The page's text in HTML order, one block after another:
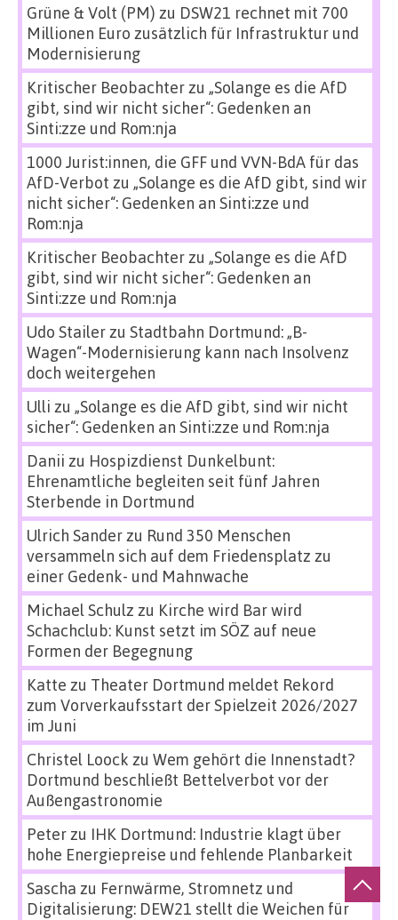
Grüne & Volt (PM) zu DSW21 rechnet mit 700
Millionen Euro zusätzlich für Infrastruktur und
Modernisierung
Kritischer Beobachterzu „Solange es die AfD
gibt, sind wir nicht sicher“: Gedenken an
Sinti:zze und Rom:nja
1000 Jurist:innen, die GFF und VVN-BdA für das
AfD-Verbot zu „Solange es die AfD gibt, sind wir
nicht sicher“: Gedenken an Sinti:zze und
Rom:nja
Kritischer Beobachterzu „Solange es die AfD
gibt, sind wir nicht sicher“: Gedenken an
Sinti:zze und Rom:nja
Udo Stailerzu Stadtbahn Dortmund: „B-
Wagen“-Modernisierung kann nach Insolvenz
doch weitergehen
Ulli zu „Solange es die AfD gibt, sind wir nicht
sicher“: Gedenken an Sinti:zze und Rom:nja
Danii zu Hospizdienst Dunkelbunt:
Ehrenamtliche begleiten seit fünf Jahren
Sterbende in Dortmund
Ulrich Sanderzu Rund 350 Menschen
versammeln sich auf dem Friedensplatz zu
einer Gedenk- und Mahnwache
Michael Schulz zu Kirche wird Bar wird
Schachclub: Kunst setzt im SÖZ auf neue
Formen der Begegnung
Katte zu Theater Dortmund meldet Rekord
zum Vorverkaufsstart der Spielzeit 2026/2027
im Juni
Christel Loock zu Wem gehört die Innenstadt?
Dortmund beschließt Bettelverbot vor der
Außengastronomie
Peterzu IHK Dortmund: Industrie klagt über
hohe Energiepreise und fehlende Planbarkeit
Sascha zu Fernwärme, Stromnetz und
Digitalisierung: DEW21 stellt die Weichen für